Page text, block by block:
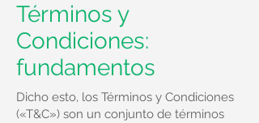
Términos y
Condiciones:
fundamentos
Dicho esto, los Términos y Condiciones
(«T&C») son un conjunto de términos